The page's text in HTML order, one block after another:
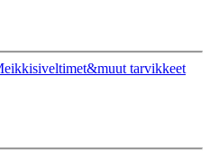
tarvikkeet